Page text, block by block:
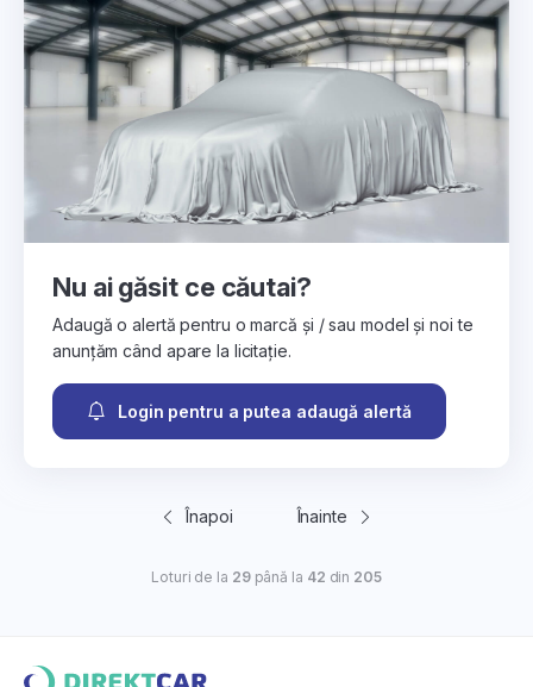
Nu ai găsit ce căutai?
Adaugă o alertă pentru o marcă și / sau model și noi te
anunțăm când apare la licitație.
Login pentru a putea adaugă alertă
Înapoi Înainte
Loturi de la 29până la 42 din 205